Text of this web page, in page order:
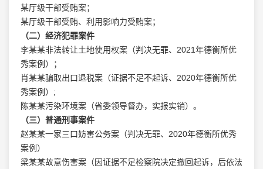
某厅级干部受贿案；
某厅级干部受贿、利用影响力受贿案；
（二）经济犯罪案件
李某某非法转让土地使用权案（判决无罪、2021年德衡所优
秀案例）；
肖某某骗取出口退税案（证据不足不起诉、2020年德衡所优
秀案例）;
陈某某污染环境案（省委领导督办，实报实销）。
（三）普通刑事案件
赵某某一家三口妨害公务案（判决无罪、2020年德衡所优秀
案例）
梁某某故意伤害案（因证据不足检察院决定撤回起诉，后依法